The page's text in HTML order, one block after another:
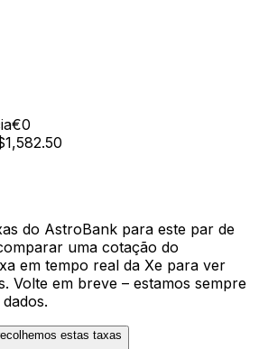
€0
do AstroBank para este par de
uma cotação do
em tempo real da Xe para ver
Volte em breve – estamos sempre
estas taxas